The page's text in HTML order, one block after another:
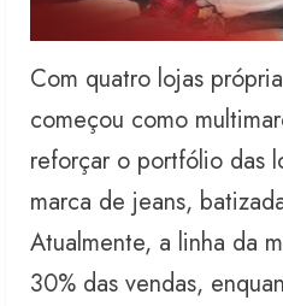
Com quatro lojas
começou como
reforçar o portfólio das
marca de jeans,
Atualmente, a linha da
30% das vendas,